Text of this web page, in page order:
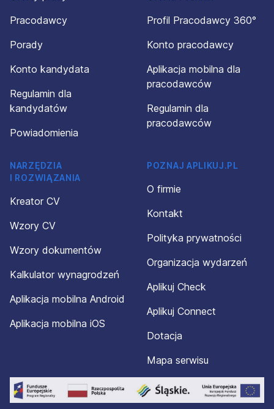
Pracodawcy
Porady
Konto kandydata
Regulamin dla
kandydatów
Powiadomienia
Profil Pracodawcy 360°
Konto pracodawcy
Aplikacja mobilna dla
pracodawców
Regulamin dla
pracodawców
NARZĘDZIA
I ROZWIĄZANIA
Kreator CV
Wzory CV
Wzory dokumentów
Kalkulator wynagrodzeń
Aplikacja mobilna Android
Aplikacja mobilna iOS
POZNAJ APLIKUJ.PL
O firmie
Kontakt
Polityka prywatności
Organizacja wydarzeń
Aplikuj Check
Aplikuj Connect
Dotacja
Mapa serwisu